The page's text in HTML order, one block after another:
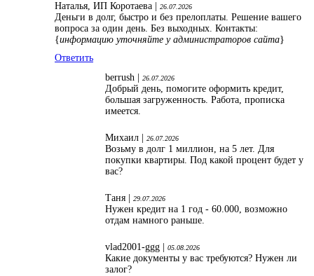
Наталья, ИП Коротаева | 26.07.2026
Деньги в долг, быстро и без прелоплаты. Решение вашего
вопроса за один день. Без выходных. Контакты:
{информацию уточняйте у администраторов сайта}
Ответить
berrush |
26.07.2026
Добрый день, помогите оформить кредит,
большая загруженность. Работа, прописка
имеется.
Михаил | 26.07.2026
Возьму в долг 1 миллион, на 5 лет. Для
покупки квартиры. Под какой процент будет у
вас?
Таня | 29.07.2026
Нужен кредит на 1 год - 60.000, возможно
отдам намного раньше.
vlad2001-ggg | 05.08.2026
Какие документы у вас требуются? Нужен ли
залог?